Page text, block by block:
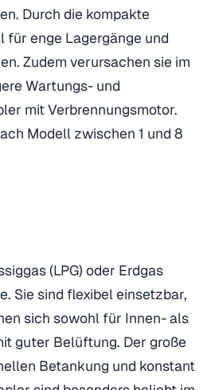
Durch die kompakte
für enge Lagergänge und
Zudem verursachen sie im
Wartungs- und
mit Verbrennungsmotor.
Modell zwischen 1 und 8
(LPG) oder Erdgas
Sie sind flexibel einsetzbar,
sich sowohl für Innen- als
guter Belüftung. Der große
Betankung und konstant